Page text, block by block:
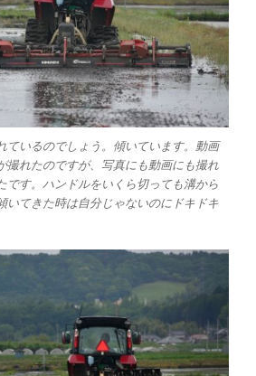
ているのでしょう。傾いています。動画
撮れたのですが、写真にも動画にも撮れ
です。ハンドルをいくら切っても溝から
いてきた時は自分じゃないのにドキドキ